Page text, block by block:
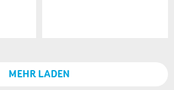
MEHR LADEN